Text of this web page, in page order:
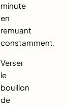
minute
en
remuant
constamment.
Verser
le
bouillon
de